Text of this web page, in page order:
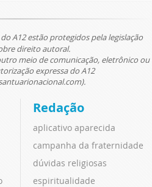
A12 estão protegidos pela legislação
direito autoral.
meio de comunicação, eletrônico ou
expressa do A12
Redação
aplicativo aparecida
campanha da fraternidade
dúvidas religiosas
espiritualidade